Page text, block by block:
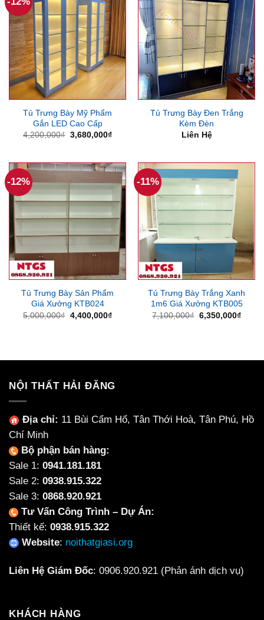
Tủ Trưng Bày Mỹ Phẩm
Gắn LED Cao Cấp
4,200,000₫ Giá
3,680,000₫Giá
3,680,000₫.
Tủ Trưng Bày Đen Trắng
Kèm Đèn
Liên Hệ
-12%
Tủ Trưng Bày Sản Phẩm
Giá Xưởng KTB024
5,000,000₫ Giá
gốc
4,400,000₫Giá
-11%
Tủ Trưng Bày Trắng Xanh
1m6 Giá Xưởng KTB005
7,100,000₫ Giá
gốc
6,350,000₫Giá
NỘI THẤT HẢI ĐĂNG
Địa chỉ: 11 Bùi Cẩm Hổ, Tân Thới Hoà, Tân Phú, Hồ
Chí Minh
Bộ phận bán hàng:
Sale 1: 0941.181.181
Sale 2: 0938.915.322
Sale 3: 0868.920.921
Tư Vấn Công Trình – Dự Án:
Thiết kế: 0938.915.322
Website: noithatgiasi.org
Liên Hệ Giám Đốc: 0906.920.921 (Phản ánh dịch vụ)
KHÁCH HÀNG